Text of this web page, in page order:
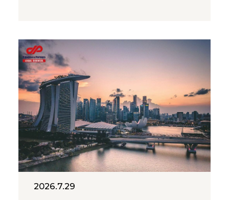
continente africano”. Grazie a
una forza lavoro giovane e
ampia, a costi del lavoro
relativamente competitivi e ad
abbondanti risorse agricole,
negli ultimi anni l’Etiopia ha
registrato
2026.7.29